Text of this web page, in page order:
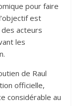
pour faire
est
acteurs
les
de Raul
officielle,
considérable au